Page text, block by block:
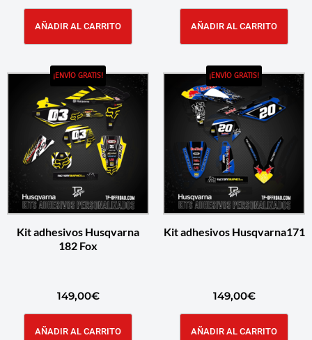
AÑADIR AL CARRITO AÑADIR AL CARRITO
¡ENVÍO GRATIS!
Kit adhesivos Husqvarna
182 Fox
149,00€
AÑADIR AL CARRITO
¡ENVÍO GRATIS!
Kit adhesivos Husqvarna171
149,00€
AÑADIR AL CARRITO